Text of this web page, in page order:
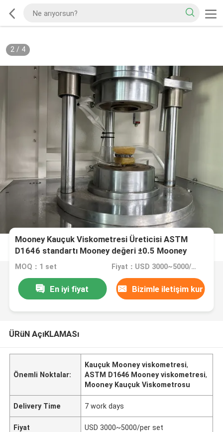
2/ 4
Mooney Kauçuk Viskometresi Üreticisi ASTM
D1646 standartı Mooney değeri ±0.5 Mooney
Viskometresi Kauçuk için
MOQ：1 set Fiyat：USD 3000~5000/per set
En iyi fiyat Bizimle iletişim kur
ÜRüN AçıKLAMASı
Önemli Noktalar:
Kauçuk Mooney viskometresi,
ASTM D1646 Mooney viskometresi,
Mooney Kauçuk Viskometrosu
Delivery Time 7 work days
Fiyat USD 3000~5000/per set